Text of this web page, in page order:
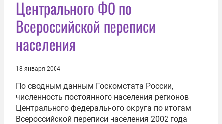
Центрального ФО по
Всероссийской переписи
населения
18 января 2004
По сводным данным Госкомстата России,
численность постоянного населения регионов
Центрального федерального округа по итогам
Всероссийской переписи населения 2002 года